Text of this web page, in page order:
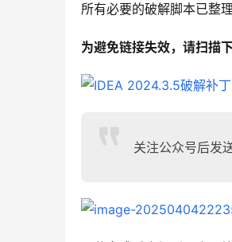
所有必要的破解脚本已整
为避免链接失效，请扫描
关注公众号后发